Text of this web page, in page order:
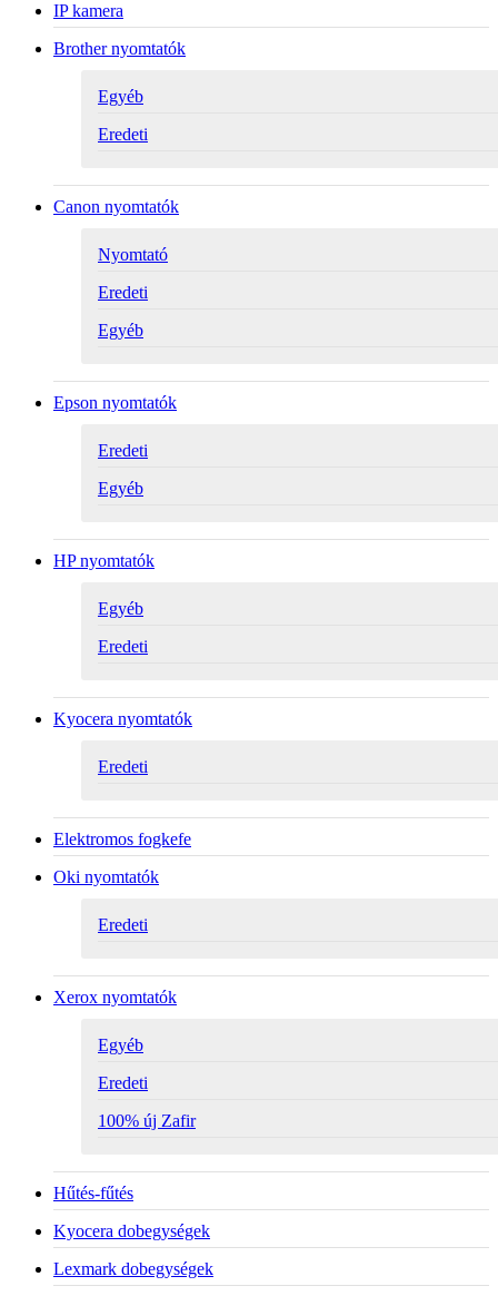
IP kamera
Brother nyomtatók
Egyéb
Eredeti
Canon nyomtatók
Nyomtató
Eredeti
Egyéb
Epson nyomtatók
Eredeti
Egyéb
HP nyomtatók
Egyéb
Eredeti
Kyocera nyomtatók
Eredeti
Elektromos fogkefe
Oki nyomtatók
Eredeti
Xerox nyomtatók
Egyéb
Eredeti
100% új Zafir
Hűtés-fűtés
Kyocera dobegységek
Lexmark dobegységek